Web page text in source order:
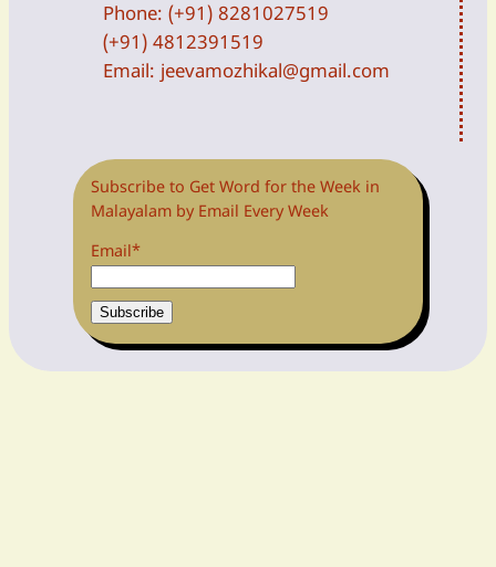
Phone: (+91) 8281027519
(+91) 4812391519
Email: jeevamozhikal@gmail.com
Subscribe to Get Word for the Week in
Malayalam by Email Every Week
Email*